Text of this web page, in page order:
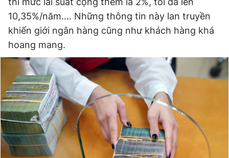
Đặt báo Quảng cáo RSS Tòa soạn Chính sách bảo
Tổng biên tập: Nguyễn Ngọc Toàn
Phó tổng biên tập thường trực: Hải Thành
Phó tổng biên tập: Lâm Hiếu Dũng
Tổng thư ký tòa soạn: Đức Trung
Giấy phép xuất bản số 110/GP - BTTTT cấp ngày 24.3.2020
© 2003-2026 Bản quyền thuộc về Báo Thanh Niên. Cấm sao
chép dưới mọi hình thức nếu không có sự chấp thuận bằng văn
bản. Phát triển bởi ePi Technologies, JSC.
10,35%/năm.... Những thông tin này lan truyền
khiến giới ngân hàng cũng như khách hàng khá
hoang mang.